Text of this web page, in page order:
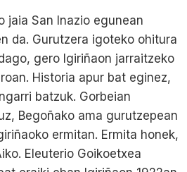
jaia San Inazio egunean
da. Gurutzera igoteko ohitura
gero Igiriñaon jarraitzeko
Historia apur bat eginez,
batzuk. Gorbeian
Begoñako ama gurutzepean
ermitan. Ermita honek,
Eleuterio Goikoetxea